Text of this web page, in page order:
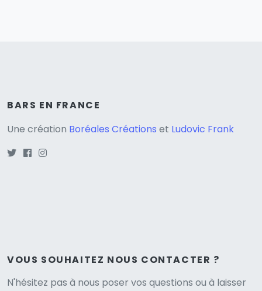
BARS EN FRANCE
Une création Boréales Créations et Ludovic Frank
VOUS SOUHAITEZ NOUS CONTACTER ?
N'hésitez pas à nous poser vos questions ou à laisser